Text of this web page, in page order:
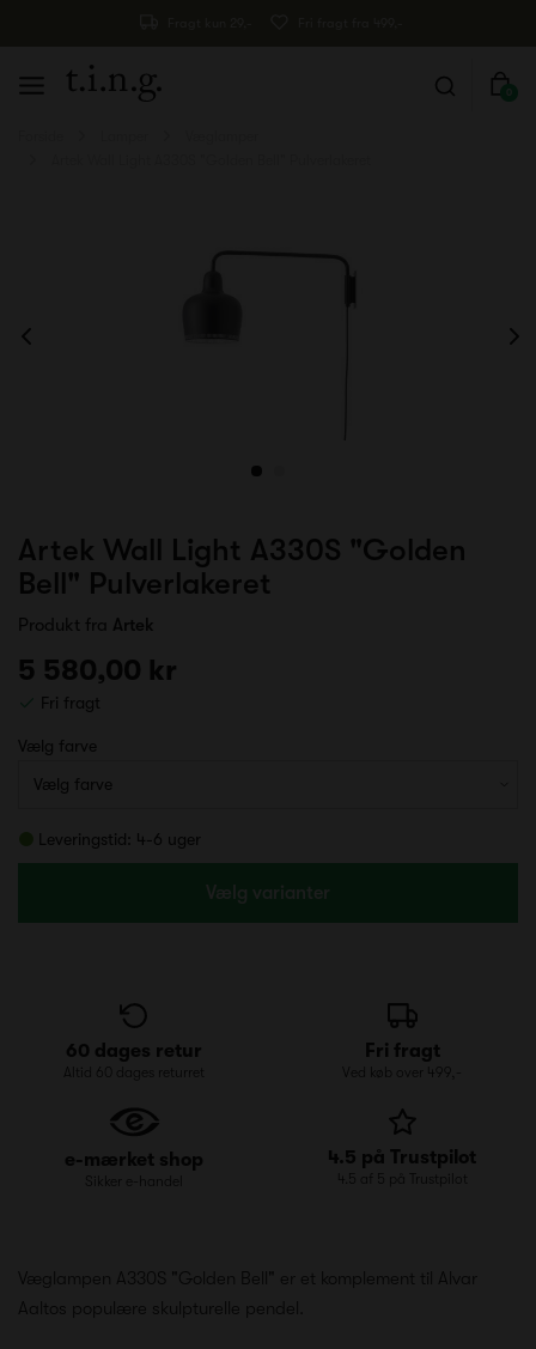
0
Artek Wall Light A330S "Golden
Bell" Pulverlakeret
Produkt fra Artek
5 580,00 kr
Fri fragt
Vælg farve
Leveringstid: 4-6 uger
Vælg varianter
60 dages retur
Altid 60 dages returret
Fri fragt
Ved køb over 499,-
e-mærket shop
Sikker e-handel
4.5 på Trustpilot
4.5 af 5 på Trustpilot
Væglampen A330S "Golden Bell" er et komplement til Alvar
Aaltos populære skulpturelle pendel.